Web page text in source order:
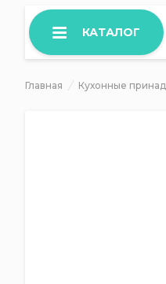
КАТАЛОГ
Главная Кухонные